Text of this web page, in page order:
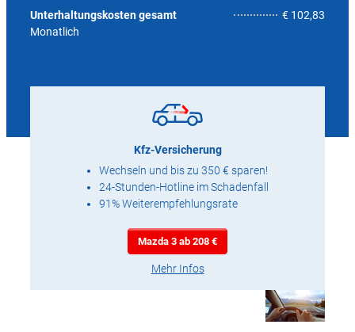
Unterhaltungskosten gesamt
Monatlich
€ 102,83
Kfz-Versicherung
Wechseln und bis zu 350 € sparen!
24-Stunden-Hotline im Schadenfall
91% Weiterempfehlungsrate
Mazda 3 ab 208 €
Mehr Infos